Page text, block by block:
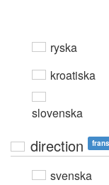
ryska
kroatiska
slovenska
direction
svenska